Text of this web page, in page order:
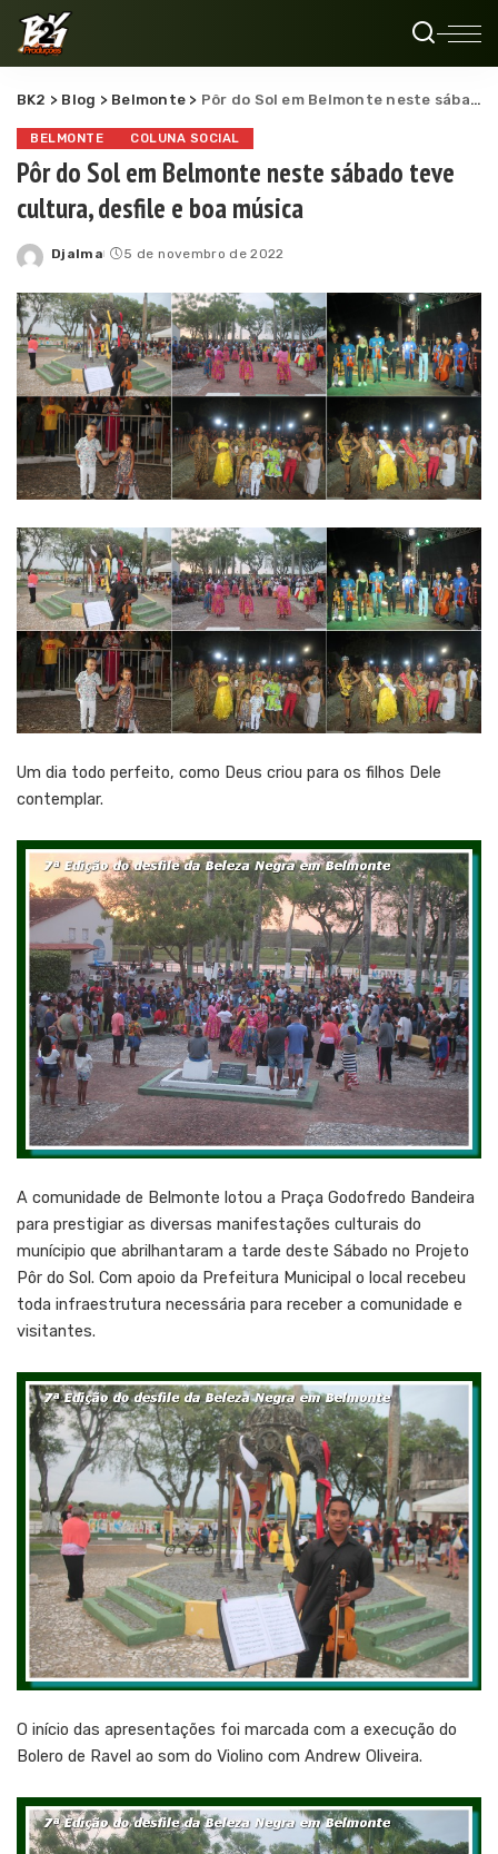
BK2 > Blog > Belmonte > Pôr do Sol em Belmonte neste sábado teve cultura, desfile e boa música
BELMONTE COLUNA SOCIAL
Pôr do Sol em Belmonte neste sábado teve
cultura, desfile e boa música
Posted
Djalma 5 de novembro de 2022
Um dia todo perfeito, como Deus criou para os filhos Dele
contemplar.
A comunidade de Belmonte lotou a Praça Godofredo Bandeira
para prestigiar as diversas manifestações culturais do
munícipio que abrilhantaram a tarde deste Sábado no Projeto
Pôr do Sol. Com apoio da Prefeitura Municipal o local recebeu
toda infraestrutura necessária para receber a comunidade e
visitantes.
O início das apresentações foi marcada com a execução do
Bolero de Ravel ao som do Violino com Andrew Oliveira.